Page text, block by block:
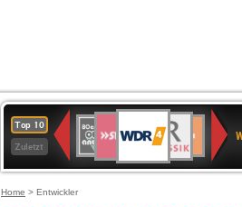
Top 10
Zuletzt
Deutschlandfunk
80er
90er
OLDIE
ANTENNE
4
KLASSIK
Kultur
Kultur
2
Home > Entwickler